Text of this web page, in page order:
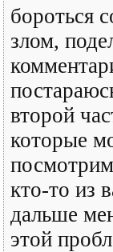
бороться
злом,
второй
которые
кто-то из
дальше
этой